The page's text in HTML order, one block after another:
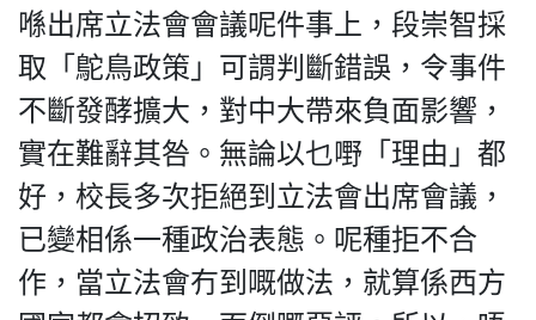
喺出席立法會會議呢件事上，段崇智採
取「鴕鳥政策」可謂判斷錯誤，令事件
不斷發酵擴大，對中大帶來負面影響，
實在難辭其咎。無論以乜嘢「理由」都
好，校長多次拒絕到立法會出席會議，
已變相係一種政治表態。呢種拒不合
作，當立法會冇到嘅做法，就算係西方